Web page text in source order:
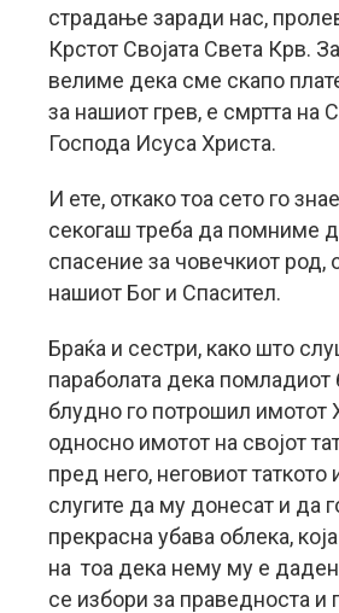
страдање заради нас,
Крстот Својата Света Крв.
велиме дека сме скапо
за нашиот грев, е смртта на
Господа Исуса Христа.
И ете, откако тоа сето го
секогаш треба да помниме
спасение за човечкиот род,
нашиот Бог и Спасител.
Браќа и сестри, како што
параболата дека помладиот
блудно го потрошил имотот
односно имотот на својот
пред него, неговиот таткото
слугите да му донесат и да
прекрасна убава облека,
на тоа дека нему му е
се избори за праведноста и